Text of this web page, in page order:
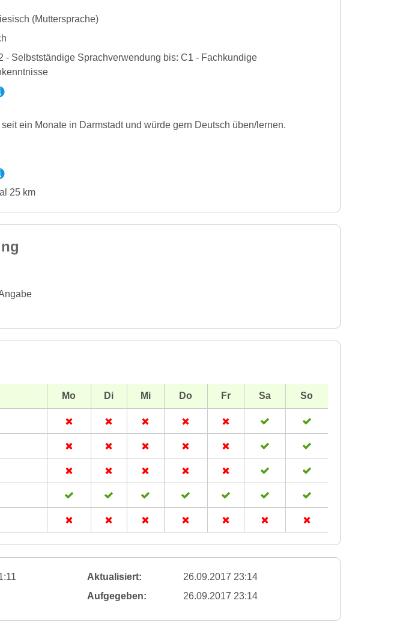
(Muttersprache)
- Selbstständige Sprachverwendung bis: C1 - Fachkundige
seit ein Monate in Darmstadt und würde gern Deutsch üben/lernen.
25 km
Mo Di Mi Do Fr Sa So
Aktualisiert:
26.09.2017 23:14
Aufgegeben: 26.09.2017 23:14